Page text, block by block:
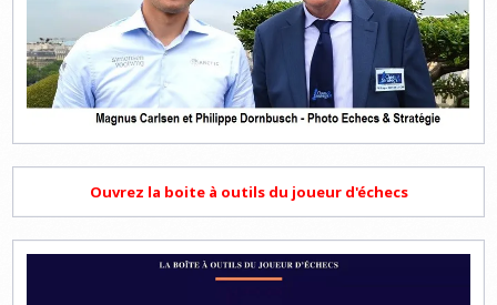
Ouvrez la boite à outils du joueur d'échecs